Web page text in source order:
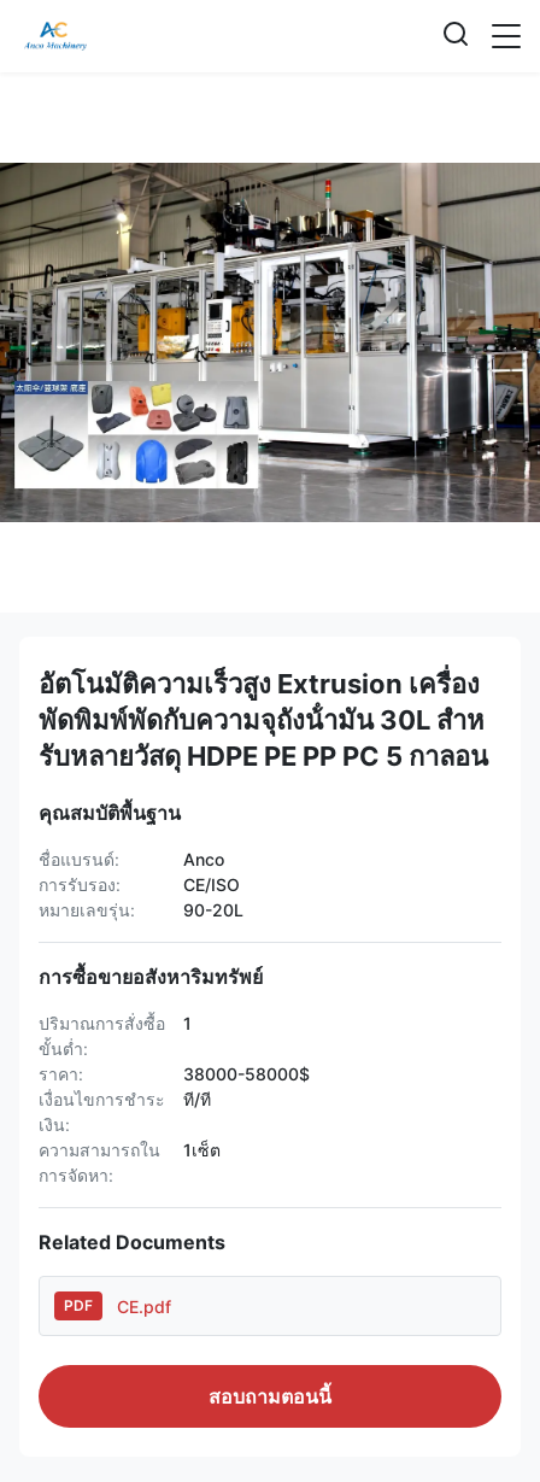
อัตโนมัติความเร็วสูง Extrusion เครื่อง
พัดพิมพ์พัดกับความจุถังน้ํามัน 30L สําห
รับหลายวัสดุ HDPE PE PP PC 5 กาลอน
คุณสมบัติพื้นฐาน
ชื่อแบรนด์:
Anco
การรับรอง:
CE/ISO
หมายเลขรุ่น:
90-20L
การซื้อขายอสังหาริมทรัพย์
ปริมาณการสั่งซื้อ
ขั้นต่ำ:
1
ราคา:
38000-58000$
เงื่อนไขการชำระ
เงิน:
ที/ที
ความสามารถใน
การจัดหา:
1เซ็ต
Related Documents
PDF CE.pdf
สอบถามตอนนี้